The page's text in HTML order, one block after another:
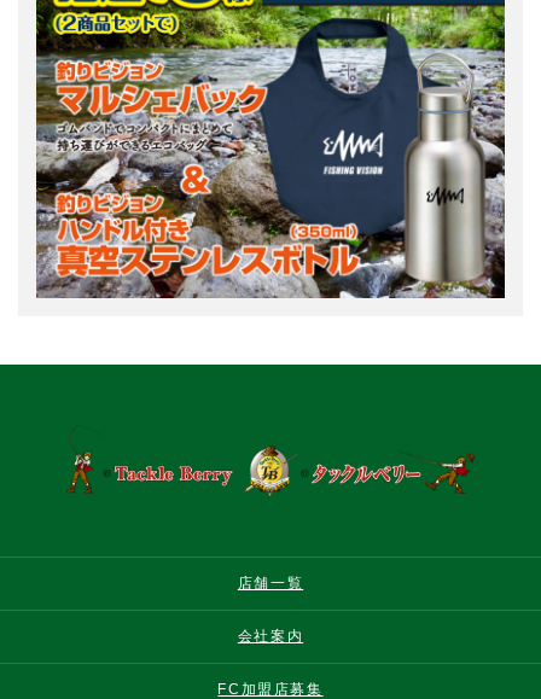
店舗一覧
会社案内
FC加盟店募集